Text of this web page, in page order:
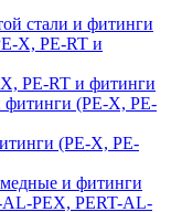
стали и фитинги
PE-RT и фитинги
(PE-X, PE-
и фитинги